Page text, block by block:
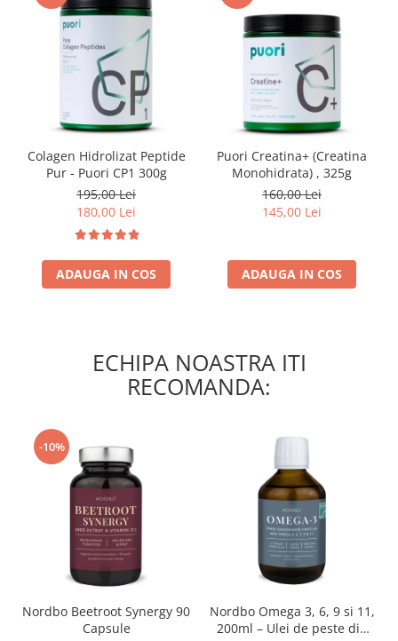
Colagen Hidrolizat Peptide
Pur - Puori CP1 300g
195,00 Lei
180,00 Lei
ADAUGA IN COS
Puori Creatina+ (Creatina
Monohidrata) , 325g
160,00 Lei
145,00 Lei
ADAUGA IN COS
ECHIPA NOASTRA ITI
RECOMANDA:
-10%
Nordbo Beetroot Synergy 90
Capsule
Nordbo Omega 3, 6, 9 si 11,
200ml – Ulei de peste din